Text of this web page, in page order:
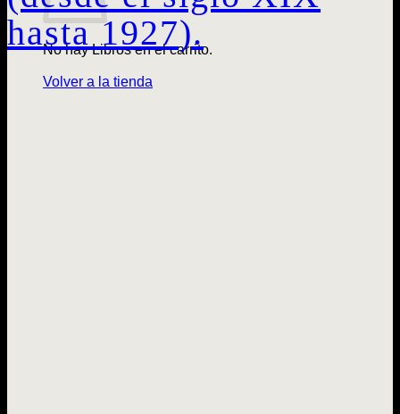
No hay Libros en el carrito.
Volver a la tienda
hasta 1927).